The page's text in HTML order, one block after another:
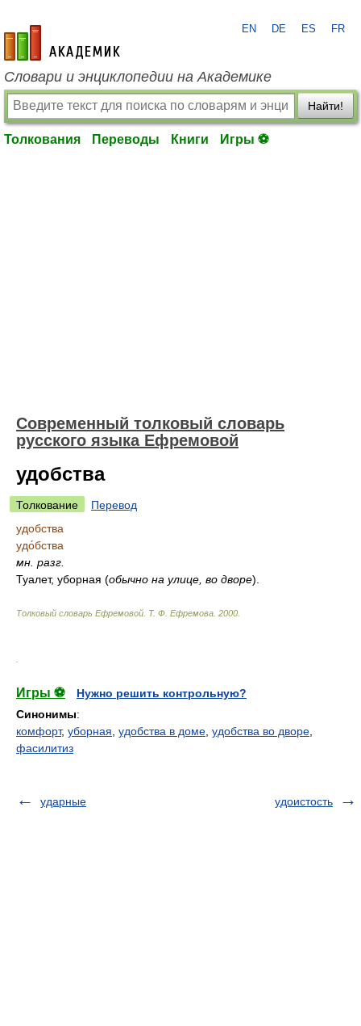
academic.ru
EN DE ES FR
Словари и энциклопедии на Академике
Найти!
Толкования Переводы Книги Игры ⚽
Современный толковый словарь
русского языка Ефремовой
удобства
Толкование
Перевод
удобства
удо́бства
мн. разг.
Туалет, уборная (обычно на улице, во дворе)
Толковый словарь Ефремовой Т. Ф. Ефремова. 2000
Игры ⚽
Нужно решить контрольную?
Синонимы:
комфорт, уборная удобства в доме удобства во дворе
фасилитиз
ударные удоистость